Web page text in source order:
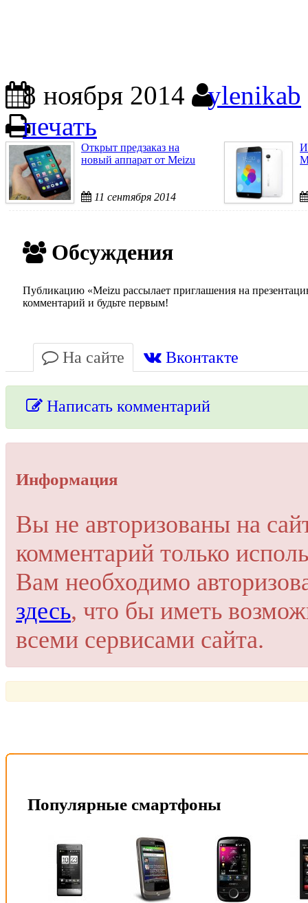
8 ноября 2014
ylenikab
печать
Открыт предзаказ на
новый аппарат от Meizu
11 сентября 2014
Обсуждения
Публикацию «Meizu рассылает приглашения на
комментарий и будьте первым!
На сайте Вконтакте
Написать комментарий
Пройти регистрацию
Или войти через соц. сети
Это очень просто и безопасно!
Информация
Вы не авторизованы на
комментарий только
Вам необходимо
здесь, что бы иметь
всеми сервисами сайта.
Популярные смартфоны